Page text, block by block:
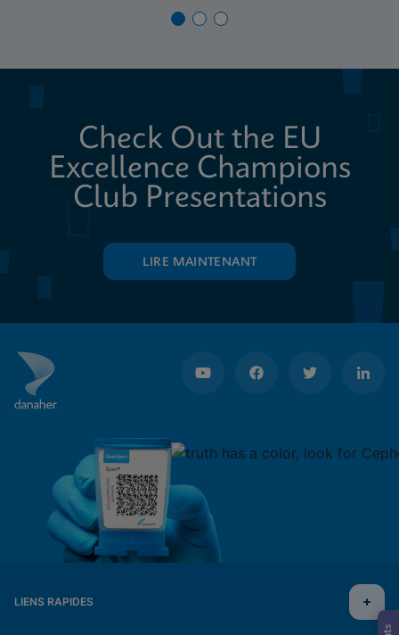
Check Out the EU
Excellence Champions
Club Presentations
LIRE MAINTENANT
LIENS RAPIDES